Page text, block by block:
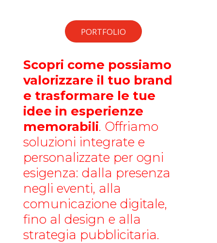
PORTFOLIO
Scopri come possiamo
valorizzare il tuo brand
e trasformare le tue
idee in esperienze
memorabili. Offriamo
soluzioni integrate e
personalizzate per ogni
esigenza: dalla presenza
negli eventi, alla
comunicazione digitale,
fino al design e alla
strategia pubblicitaria.